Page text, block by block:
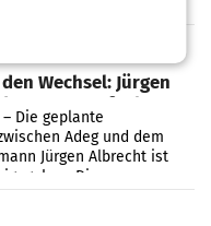
beiden Standorte liegen
Wechsel: Jürgen
1.1.2027 auf Adeg
– Die geplante
Adeg und dem
Jürgen Albrecht ist
Die
und der